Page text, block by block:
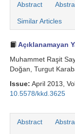
Abstract
Similar Articles
Açıklanamayan
Muhammet Raşit
Doğan, Turgut
Issue: April 2013,
10.5578/kkd.3625
Abstract